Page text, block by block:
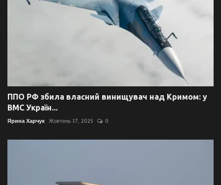
ППО РФ збила власний винищувач над Кримом: у
ВМС Україн...
Ярина Харчук Жовтень 17, 2025 0